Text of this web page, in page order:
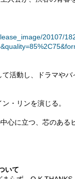
20107/
活動し、ドラマや
・リンを演じる。
心に立つ、芯のある
いて